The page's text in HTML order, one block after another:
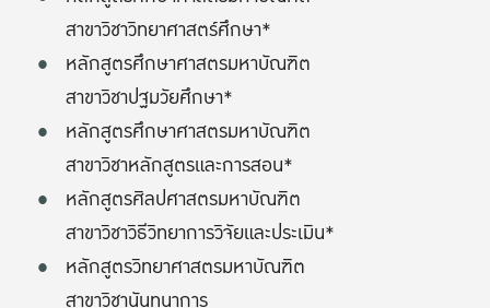
สาขาวิชาวิทยาศาสตร์ศึกษา*
หลักสูตรศึกษาศาสตรมหาบัณฑิต
สาขาวิชาปฐมวัยศึกษา*
หลักสูตรศึกษาศาสตรมหาบัณฑิต
สาขาวิชาหลักสูตรและการสอน*
หลักสูตรศิลปศาสตรมหาบัณฑิต
สาขาวิชาวิธีวิทยาการวิจัยและประเมิน*
หลักสูตรวิทยาศาสตรมหาบัณฑิต
สาขาวิชานันทนาการ